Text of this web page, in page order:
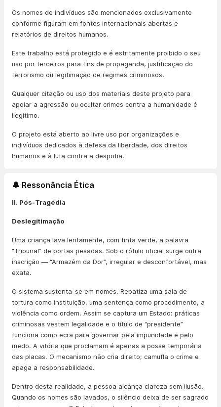
Os nomes de indivíduos são mencionados exclusivamente
conforme figuram em fontes internacionais abertas e
relatórios de direitos humanos.
Este trabalho está protegido e é estritamente proibido o seu
uso por terceiros para fins de propaganda, justificação do
terrorismo ou legitimação de regimes criminosos.
Qualquer citação ou uso dos materiais deste projeto para
apoiar a agressão ou ocultar crimes contra a humanidade é
ilegítimo.
O projeto está aberto ao livre uso por organizações e
indivíduos dedicados à defesa da liberdade, dos direitos
humanos e à luta contra a despotia.
🔔 Ressonância Ética
II. Pós-Tragédia
Deslegitimação
Uma criança lava lentamente, com tinta verde, a palavra
“Tribunal” de portas pesadas. Sob o rótulo oficial surge outra
inscrição — “Armazém da Dor”, irregular e desconfortável, mas
exata.
O sistema sustenta-se em nomes. Rebatiza uma sala de
tortura como instituição, uma sentença como procedimento, a
violência como ordem. Assim se captura um Estado: práticas
criminosas vestem legalidade e o título de “presidente”
funciona como ecrã para governar pela impunidade e pelo
medo. A vitória que proclamam é apenas a posse temporária
das placas. O mecanismo não cria direito; camufla o crime e
apaga a responsabilidade.
Dentro desta realidade, a pessoa alcança clareza sem ilusão.
Quando os nomes são lavados, o silêncio deixa de ser sagrado